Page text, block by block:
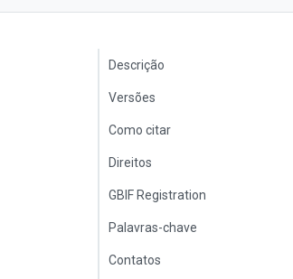
Descrição
Versões
Como citar
Direitos
GBIF Registration
Palavras-chave
Contatos